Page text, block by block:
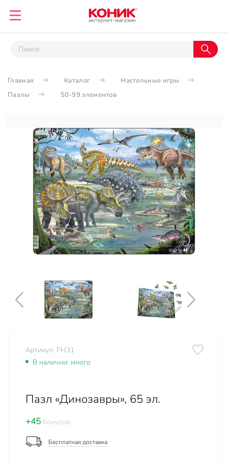
Главная Каталог
Настольные игры
Пазлы
50-99 элементов
Артикул: FH31
В наличии: много
Пазл «Динозавры», 65 эл.
+45 бонусов
Бесплатная доставка